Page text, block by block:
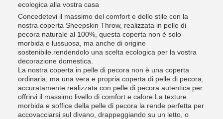
ecologica alla vostra casa
Concedetevi il massimo del comfort e dello stile con la
nostra coperta Sheepskin Throw, realizzata in pelle di
pecora naturale al 100%, questa coperta non è solo
morbida e lussuosa, ma anche di origine
sostenibile.rendendolo una scelta ecologica per la vostra
decorazione domestica.
La nostra coperta in pelle di pecora non è una coperta
ordinaria, ma una vera e propria coperta di pelle di pecora,
accuratamente realizzata con pelle di pecora autentica per
offrirvi il massimo livello di comfort e calore.La texture
morbida e soffice della pelle di pecora la rende perfetta per
accovacciarsi sul divano, drappeggiando su un letto, o